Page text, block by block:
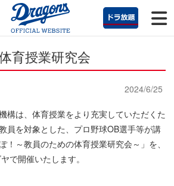
育授業研究会
2024/6/25
構は、体育授業をより充実していただくた
員を対象とした、プロ野球OB選手等が講
！～教員のための体育授業研究会～」を、
で開催いたします。